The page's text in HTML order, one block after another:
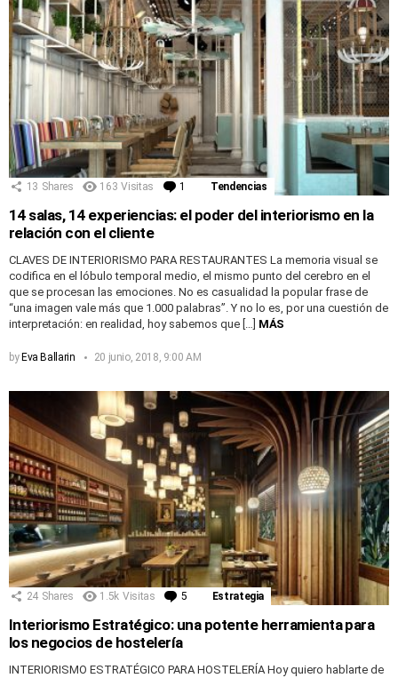
13 Shares 163 Visitas 1 Comentario
Tendencias
14 salas, 14 experiencias: el poder del interiorismo en la
relación con el cliente
CLAVES DE INTERIORISMO PARA RESTAURANTES La memoria visual se
codifica en el lóbulo temporal medio, el mismo punto del cerebro en el
que se procesan las emociones. No es casualidad la popular frase de
“una imagen vale más que 1.000 palabras”. Y no lo es, por una cuestión de
interpretación: en realidad, hoy sabemos que […] MÁS
by Eva Ballarin 20 junio, 2018, 9:00 AM
24 Shares 1.5k Visitas 5 Comentarios
Estrategia
Interiorismo Estratégico: una potente herramienta para
los negocios de hostelería
INTERIORISMO ESTRATÉGICO PARA HOSTELERÍA Hoy quiero hablarte de